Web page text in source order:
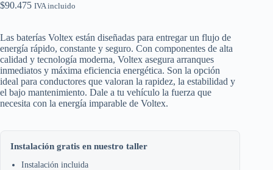
$90.475 IVA incluido
Las baterías Voltex están diseñadas para entregar un flujo de
energía rápido, constante y seguro. Con componentes de alta
calidad y tecnología moderna, Voltex asegura arranques
inmediatos y máxima eficiencia energética. Son la opción
ideal para conductores que valoran la rapidez, la estabilidad y
el bajo mantenimiento. Dale a tu vehículo la fuerza que
necesita con la energía imparable de Voltex.
Instalación gratis en nuestro taller
Instalación incluida